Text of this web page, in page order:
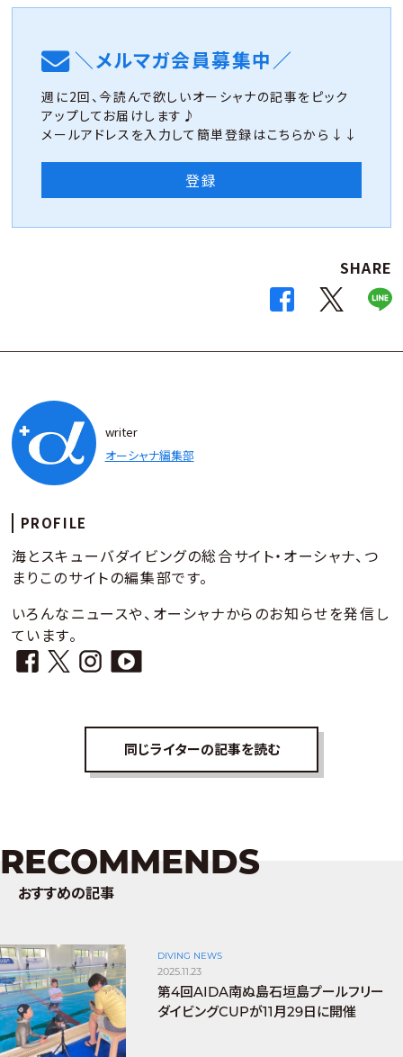
＼メルマガ会員募集中／
週に2回、今読んで欲しいオーシャナの記事をピック
アップしてお届けします♪
メールアドレスを入力して簡単登録はこちらから↓↓
登録
SHARE
writer
オーシャナ編集部
PROFILE
海とスキューバダイビングの総合サイト・オーシャナ、つ
まりこのサイトの編集部です。
いろんなニュースや、オーシャナからのお知らせを発信し
ています。
同じライターの記事を読む
RECOMMENDS
おすすめの記事
DIVING NEWS
2025.11.23
第4回AIDA南ぬ島石垣島プールフリー
ダイビングCUPが11月29日に開催